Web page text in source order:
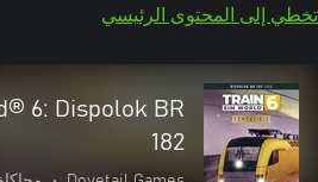
تخطي إلى المحتوى الرئيسي
6: Dispolok BR
182